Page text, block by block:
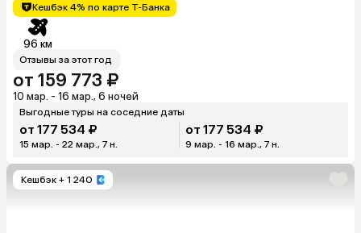
Кешбэк 4% по карте Т-Банка
96 км
Отзывы за этот год
от 159 773 ₽
10 мар. - 16 мар., 6 ночей
Выгодные туры на соседние даты
от 177 534 ₽
15 мар. - 22 мар., 7 н.
от 177 534 ₽
9 мар. - 16 мар., 7 н.
Кешбэк + 1 240